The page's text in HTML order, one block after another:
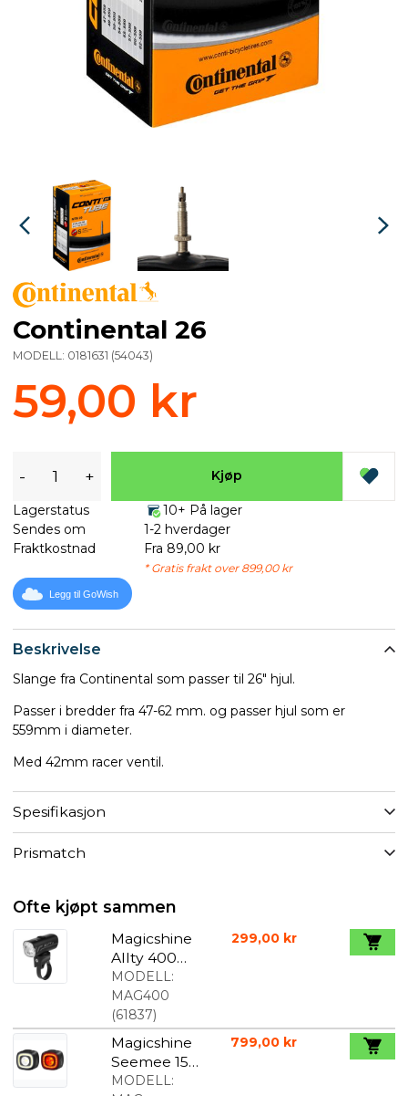
Beskrivelse
Slange fra Continental som passer til 26" hjul.
Passer i bredder fra 47-62 mm. og passer hjul som er
559mm i diameter.
Med 42mm racer ventil.
Spesifikasjon
Prismatch
Continental 26
MODELL: 0181631 (54043)
59,00 kr
- + Kjøp
Lagerstatus
10+ På lager
Sendes om
1-2 hverdager
Fraktkostnad
Fra 89,00 kr
* Gratis frakt over 899,00 kr
Legg til GoWish
Ofte kjøpt sammen
Magicshine
Allty 400
lumen
forlykt
MODELL:
MAG400
(61837)
299,00 kr
Magicshine
Seemee 150
Lyssett
MODELL:
799,00 kr